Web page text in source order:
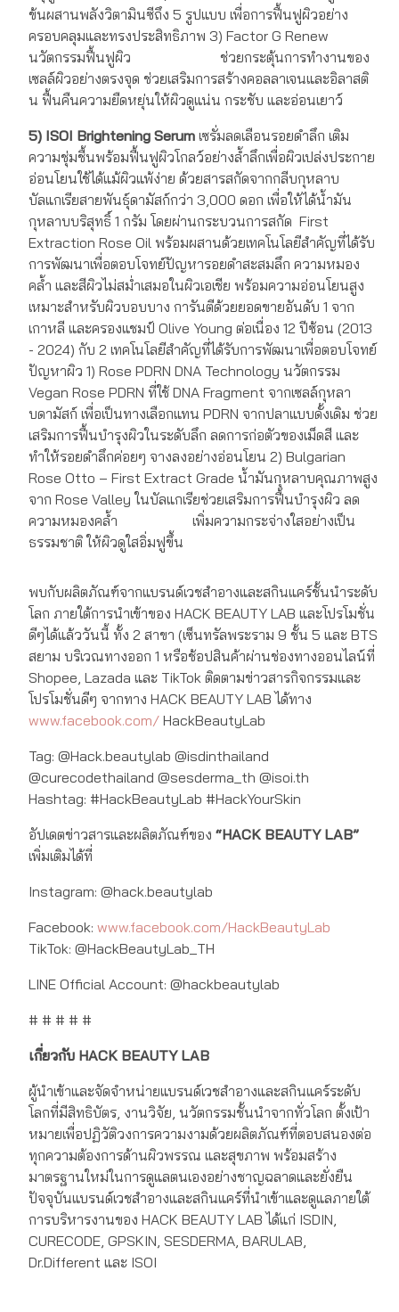
ข้นผสานพลังวิตามินซีถึง 5 รูปแบบ เพื่อการฟื้นฟูผิวอย่าง
ครอบคลุมและทรงประสิทธิภาพ 3) Factor G Renew
นวัตกรรมฟื้นฟูผิว ช่วยกระตุ้นการทำงานของ
เซลล์ผิวอย่างตรงจุด ช่วยเสริมการสร้างคอลลาเจนและอิลาสติ
น ฟื้นคืนความยืดหยุ่นให้ผิวดูแน่น กระชับ และอ่อนเยาว์
5) ISOI Brightening Serum เซรั่มลดเลือนรอยดำลึก เติม
ความชุ่มชื้นพร้อมฟื้นฟูผิวโกลว์อย่างล้ำลึกเพื่อผิวเปล่งประกาย
อ่อนโยนใช้ได้แม้ผิวแพ้ง่าย ด้วยสารสกัดจากกลีบกุหลาบ
บัลแกเรียสายพันธุ์ดามัสก์กว่า 3,000 ดอก เพื่อให้ได้น้ำมัน
กุหลาบบริสุทธิ์ 1 กรัม โดยผ่านกระบวนการสกัด First
Extraction Rose Oil พร้อมผสานด้วยเทคโนโลยีสำคัญที่ได้รับ
การพัฒนาเพื่อตอบโจทย์ปัญหารอยดำสะสมลึก ความหมอง
คล้ำ และสีผิวไม่สม่ำเสมอในผิวเอเชีย พร้อมความอ่อนโยนสูง
เหมาะสำหรับผิวบอบบาง การันตีด้วยยอดขายอันดับ 1 จาก
เกาหลี และครองแชมป์ Olive Young ต่อเนื่อง 12 ปีซ้อน (2013
- 2024) กับ 2 เทคโนโลยีสำคัญที่ได้รับการพัฒนาเพื่อตอบโจทย์
ปัญหาผิว 1) Rose PDRN DNA Technology นวัตกรรม
Vegan Rose PDRN ที่ใช้ DNA Fragment จากเซลล์กุหลา
บดามัสก์ เพื่อเป็นทางเลือกแทน PDRN จากปลาแบบดั้งเดิม ช่วย
เสริมการฟื้นบำรุงผิวในระดับลึก ลดการก่อตัวของเม็ดสี และ
ทำให้รอยดำลึกค่อยๆ จางลงอย่างอ่อนโยน 2) Bulgarian
Rose Otto – First Extract Grade น้ำมันกุหลาบคุณภาพสูง
จาก Rose Valley ในบัลแกเรียช่วยเสริมการฟื้นบำรุงผิว ลด
ความหมองคล้ำ เพิ่มความกระจ่างใสอย่างเป็น
ธรรมชาติ ให้ผิวดูใสอิ่มฟูขึ้น
พบกับผลิตภัณฑ์จากแบรนด์เวชสำอางและสกินแคร์ชั้นนำระดับ
โลก ภายใต้การนำเข้าของ HACK BEAUTY LAB และโปรโมชั่น
ดีๆได้แล้ววันนี้ ทั้ง 2 สาขา (เซ็นทรัลพระราม 9 ชั้น 5 และ BTS
สยาม บริเวณทางออก 1 หรือช้อปสินค้าผ่านช่องทางออนไลน์ที่
Shopee, Lazada และ TikTok ติดตามข่าวสารกิจกรรมและ
โปรโมชั่นดีๆ จากทาง HACK BEAUTY LAB ได้ทาง
www.facebook.com/ HackBeautyLab
Tag: @Hack.beautylab @isdinthailand
@curecodethailand @sesderma_th @isoi.th
Hashtag: #HackBeautyLab #HackYourSkin
อัปเดตข่าวสารและผลิตภัณฑ์ของ “HACK BEAUTY LAB”
เพิ่มเติมได้ที่
Instagram: @hack.beautylab
Facebook: www.facebook.com/HackBeautyLab
TikTok: @HackBeautyLab_TH
LINE Official Account: @hackbeautylab
# # # # #
เกี่ยวกับ HACK BEAUTY LAB
ผู้นำเข้าและจัดจำหน่ายแบรนด์เวชสำอางและสกินแคร์ระดับ
โลกที่มีสิทธิบัตร, งานวิจัย, นวัตกรรมชั้นนำจากทั่วโลก ตั้งเป้า
หมายเพื่อปฏิวัติวงการความงามด้วยผลิตภัณฑ์ที่ตอบสนองต่อ
ทุกความต้องการด้านผิวพรรณ และสุขภาพ พร้อมสร้าง
มาตรฐานใหม่ในการดูแลตนเองอย่างชาญฉลาดและยั่งยืน
ปัจจุบันแบรนด์เวชสำอางและสกินแคร์ที่นำเข้าและดูแลภายใต้
การบริหารงานของ HACK BEAUTY LAB ได้แก่ ISDIN,
CURECODE, GPSKIN, SESDERMA, BARULAB,
Dr.Different และ ISOI